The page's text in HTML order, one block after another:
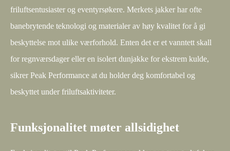
friluftsentusiaster og eventyrsøkere. Merkets jakker har ofte
banebrytende teknologi og materialer av høy kvalitet for å gi
beskyttelse mot ulike værforhold. Enten det er et vanntett skall
for regnværsdager eller en isolert dunjakke for ekstrem kulde,
sikrer Peak Performance at du holder deg komfortabel og
beskyttet under friluftsaktiviteter.
Funksjonalitet møter allsidighet